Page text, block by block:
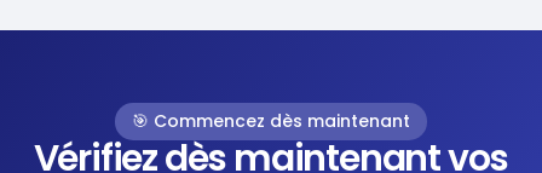
🎯 Commencez dès maintenant
Vérifiez dès maintenant vos